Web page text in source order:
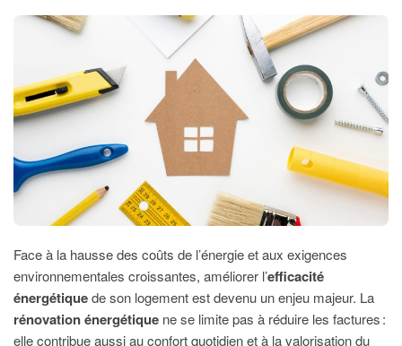
Comment
Maison
Plus
Économe
?
Face à la hausse des coûts de l’énergie et aux exigences
environnementales croissantes, améliorer l’efficacité
énergétiquede son logement est devenu un enjeu majeur. La
rénovation énergétique ne se limite pas à réduire les factures :
elle contribue aussi au confort quotidien et à la valorisation du